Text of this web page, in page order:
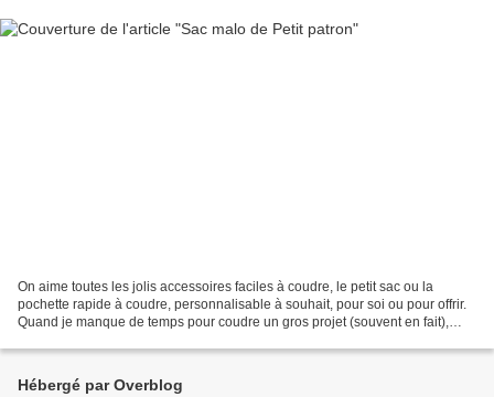
On aime toutes les jolis accessoires faciles à coudre, le petit sac ou la
pochette rapide à coudre, personnalisable à souhait, pour soi ou pour offrir.
Quand je manque de temps pour coudre un gros projet (souvent en fait),
Hébergé par Overblog